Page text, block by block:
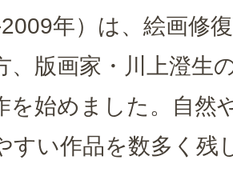
年）は、絵画修
、版画家・川上澄生
を始めました。自然
すい作品を数多く残